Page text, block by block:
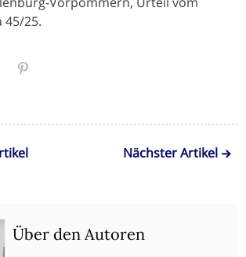
45/25.
Nächster Artikel
Über den Autoren